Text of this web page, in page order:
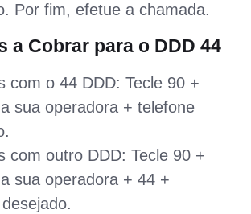
Por fim, efetue a chamada.
a Cobrar para o DDD 44
com o 44 DDD: Tecle 90 +
sua operadora + telefone
com outro DDD: Tecle 90 +
sua operadora + 44 +